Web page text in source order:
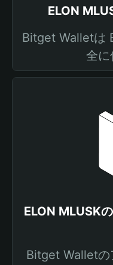
ELON
Bitget Walletは
全に
ELON MLUSK
Bitget Walletの